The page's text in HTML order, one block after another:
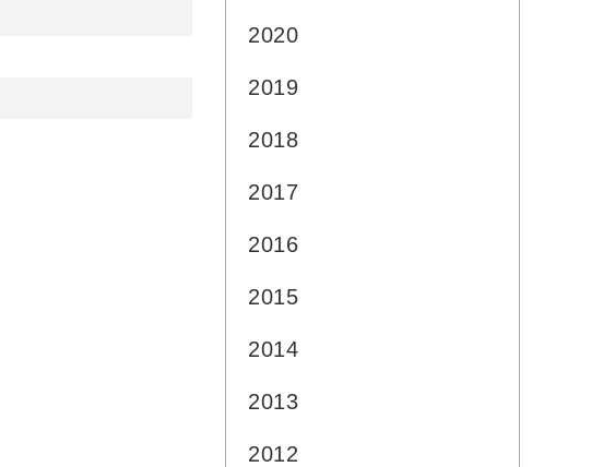
2020
2019
2018
2017
2016
2015
2014
2013
2012